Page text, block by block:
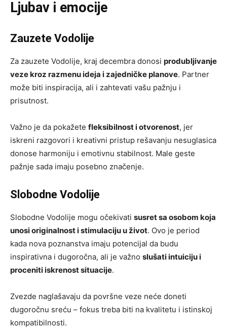
Ljubav i emocije
Zauzete Vodolije
Za zauzete Vodolije, kraj decembra donosi produbljivanje
veze kroz razmenu ideja i zajedničke planove. Partner
može biti inspiracija, ali i zahtevati vašu pažnju i
prisutnost.
Važno je da pokažete fleksibilnost i otvorenost, jer
iskreni razgovori i kreativni pristup rešavanju nesuglasica
donose harmoniju i emotivnu stabilnost. Male geste
pažnje sada imaju posebno značenje.
Slobodne Vodolije
Slobodne Vodolije mogu očekivati susret sa osobom koja
unosi originalnost i stimulaciju u život. Ovo je period
kada nova poznanstva imaju potencijal da budu
inspirativna i dugoročna, ali je važno slušati intuiciju i
proceniti iskrenost situacije.
Zvezde naglašavaju da površne veze neće doneti
dugoročnu sreću – fokus treba biti na kvalitetu i istinskoj
kompatibilnosti.